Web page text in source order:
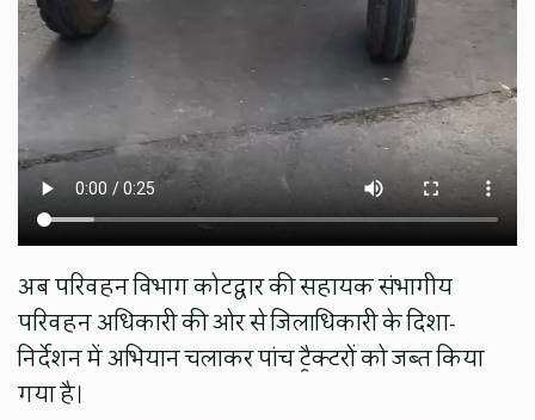
अब परिवहन विभाग कोटद्वार की सहायक संभागीय
परिवहन अधिकारी की ओर से जिलाधिकारी के दिशा-
निर्देशन में अभियान चलाकर पांच ट्रैक्टरों को जब्त किया
गया है।